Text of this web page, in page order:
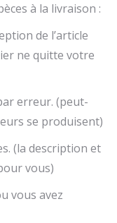
à la livraison :
de l’article
ne quitte votre
erreur. (peut-
se produisent)
(la description et
vous)
vous avez